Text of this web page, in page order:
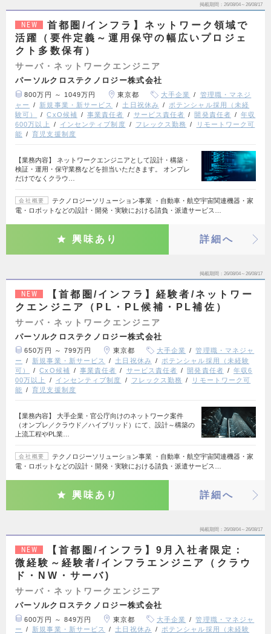
掲載期間 26/08/04～26/08/17
NEW
首都圏/インフラ】ネットワーク領域で
活躍（要件定義～運用保守の幅広いプロジェ
クト多数保有）
サーバ・ネットワークエンジニア
パーソルクロステクノロジー株式会社
800万円 ～ 1049万円 東京都 大手企業
管理職・マネジ
ャー
新規事業・新サービス 土日祝休み
ポテンシャル採用（未経
験可）
CxO候補 事業責任者 サービス責任者 開発責任者
年収
600万以上
インセンティブ制度 フレックス勤務
リモートワーク可
能
育児支援制度
【業務内容】 ネットワークエンジニアとして設計・構築・
検証・運用・保守業務などを担当いただきます。 オンプレ
だけでなくクラウ…
会社概要
テクノロジーソリューション事業 ・自動車・航空宇宙関連機器・家
電・ロボットなどの設計・開発・実験における請負・派遣サービス…
興味あり 詳細へ
掲載期間 26/08/04～26/08/17
NEW
【首都圏/インフラ】経験者/ネットワー
クエンジニア（PL・PL候補・PL補佐）
サーバ・ネットワークエンジニア
パーソルクロステクノロジー株式会社
650万円 ～ 799万円 東京都 大手企業
管理職・マネジャ
ー
新規事業・新サービス 土日祝休み
ポテンシャル採用（未経験
可）
CxO候補 事業責任者 サービス責任者 開発責任者
年収6
00万以上
インセンティブ制度 フレックス勤務
リモートワーク可
能
育児支援制度
【業務内容】 大手企業・官公庁向けのネットワーク案件
（オンプレ／クラウド／ハイブリッド）にて、設計～構築の
上流工程やPL業…
会社概要
テクノロジーソリューション事業 ・自動車・航空宇宙関連機器・家
電・ロボットなどの設計・開発・実験における請負・派遣サービス…
興味あり 詳細へ
掲載期間 26/08/04～26/08/17
NEW
【首都圏/インフラ】9月入社者限定：
微経験～経験者/インフラエンジニア（クラウ
ド・NW・サーバ)
サーバ・ネットワークエンジニア
パーソルクロステクノロジー株式会社
600万円 ～ 849万円 東京都 大手企業
管理職・マネジャ
ー
新規事業・新サービス 土日祝休み
ポテンシャル採用（未経験